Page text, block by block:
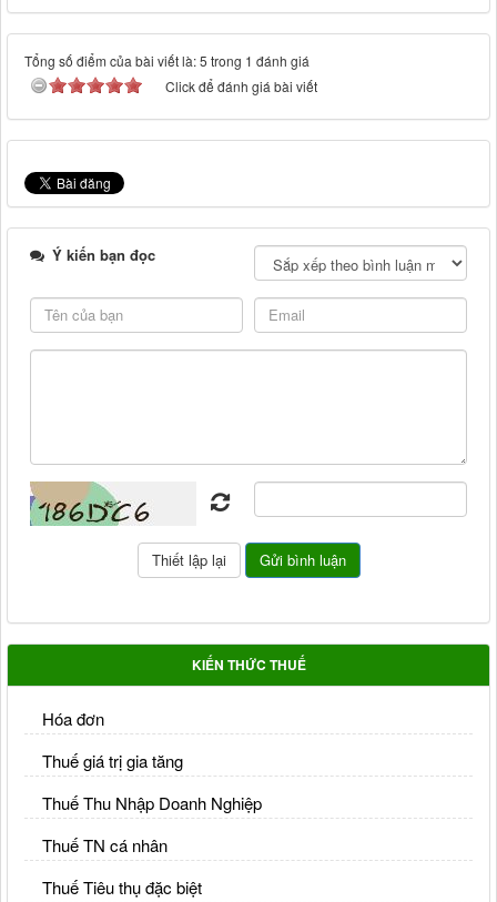
Tổng số điểm của bài viết là: 5 trong 1 đánh giá
Click để đánh giá bài viết
Ý kiến bạn đọc
KIẾN THỨC THUẾ
Hóa đơn
Thuế giá trị gia tăng
Thuế Thu Nhập Doanh Nghiệp
Thuế TN cá nhân
Thuế Tiêu thụ đặc biệt